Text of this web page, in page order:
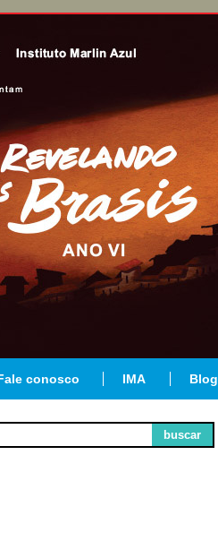
conosco IMA Blog
buscar